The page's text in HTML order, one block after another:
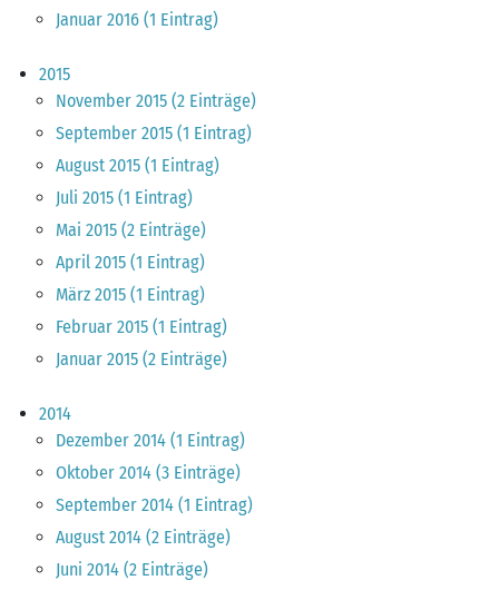
Januar 2016 (1 Eintrag)
2015
November 2015 (2 Einträge)
September 2015 (1 Eintrag)
August 2015 (1 Eintrag)
Juli 2015 (1 Eintrag)
Mai 2015 (2 Einträge)
April 2015 (1 Eintrag)
März 2015 (1 Eintrag)
Februar 2015 (1 Eintrag)
Januar 2015 (2 Einträge)
2014
Dezember 2014 (1 Eintrag)
Oktober 2014 (3 Einträge)
September 2014 (1 Eintrag)
August 2014 (2 Einträge)
Juni 2014 (2 Einträge)